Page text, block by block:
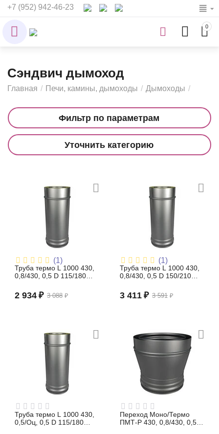
+7 (952) 942-46-23
0
Сэндвич дымоход
Главная / Печи, камины, дымоходы / Дымоходы /
Фильтр по параметрам
Уточнить категорию
(1)
Труба термо L 1000 430,
0,8/430, 0,5 D 115/180
3 088 ₽
2 934 ₽
(1)
Труба термо L 1000 430,
0,8/430, 0,5 D 150/210
3 591 ₽
3 411 ₽
Труба термо L 1000 430,
0,5/Оц, 0,5 D 115/180
Переход Моно/Термо
ПМТ-Р 430, 0,8/430, 0,5 D